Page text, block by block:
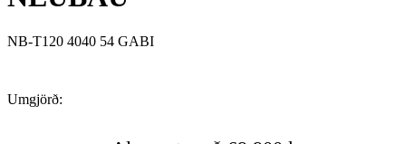
NB-T120 4040 54 GABI
Umgjörð: